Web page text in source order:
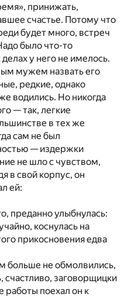
принижать,
счастье. Потому что
будет много, встреч
было что-то
у него не имелось.
мужем назвать его
редкие, однако
водились. Но никогда
— так, легкие
в тех же
сам не был
— издержки
не шло с чувством,
в свой корпус, он
ей:
преданно улыбнулась:
коснулась на
прикосновения едва
больше не обмолвились,
счастливо, заговорщицки
работы поехал он к